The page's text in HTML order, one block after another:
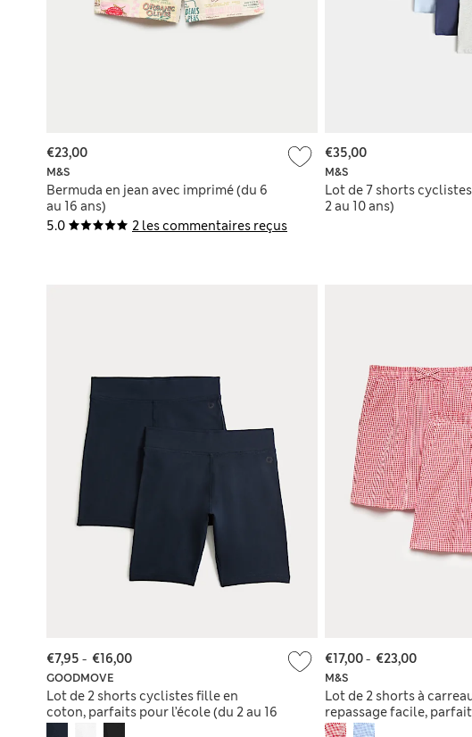
5.0 2 les commentaires reçus
M&S
Bermuda en jean avec imprimé (du 6
au 16 ans)
€23,00
M&S
Lot de 7 shorts
2 au 10 ans)
€35,00
GOODMOVE
Lot de 2 shorts cyclistes fille en
coton, parfaits pour l’école (du 2 au 16
ans)
€7,95 - €16,00
M&S
Lot de 2 shorts à
repassage facile,
(du 3 au 14 ans)
€17,00- €23,00